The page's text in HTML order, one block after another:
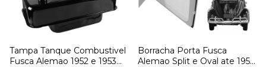
Tampa Tanque Combustivel
Fusca Alemao 1952 e 1953
Borracha Porta Fusca
Alemao Split e Oval ate 1955